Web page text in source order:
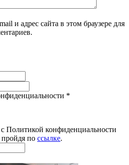
и адрес сайта в этом браузере для
*
Политикой конфиденциальности
по ссылке.